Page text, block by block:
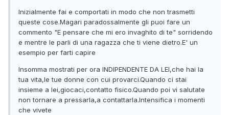
Inizialmente fai e comportati in modo che non trasmetti
queste cose.Magari paradossalmente gli puoi fare un
commento "E pensare che mi ero invaghito di te" sorridendo
e mentre le parli di una ragazza che ti viene dietro.E' un
esempio per farti capire
Insomma mostrati per ora INDIPENDENTE DA LEI,che hai la
tua vita,le tue donne con cui provarci.Quando ci stai
insieme a lei,giocaci,contatto fisico.Quando poi vi salutate
non tornare a pressarla,a contattarla.Intensifica i momenti
che vivete